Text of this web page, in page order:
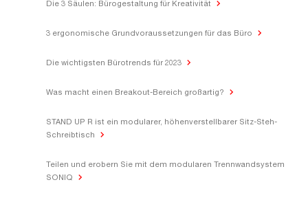
Die 3 Säulen: Bürogestaltung für Kreativität
3 ergonomische Grundvoraussetzungen für das Büro
Die wichtigsten Bürotrends für 2023
Was macht einen Breakout-Bereich großartig?
STAND UP R ist ein modularer, höhenverstellbarer Sitz-Steh-
Schreibtisch
Teilen und erobern Sie mit dem modularen Trennwandsystem
SONIQ